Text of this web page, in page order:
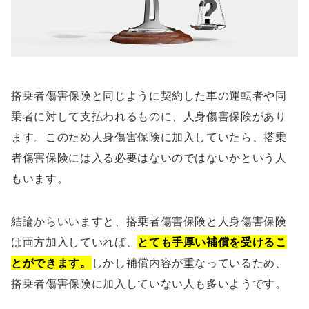
搭乗者傷害保険と同じように契約した車の運転者や同
乗者に対して支払われるものに、人身傷害保険があり
ます。このため人身傷害保険に加入していたら、搭乗
者傷害保険には入る必要はないのではないかという人
もいます。
結論からいいますと、搭乗者傷害保険と人身傷害保険
は両方加入していれば、 とても手厚い補償を受けるこ
とができます。
しかし補償内容が重なっているため、
搭乗者傷害保険に加入していない人も多いようです。